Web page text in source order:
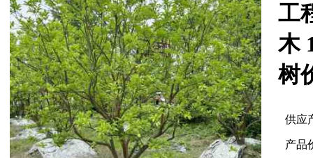
工
木
树
供应
产品